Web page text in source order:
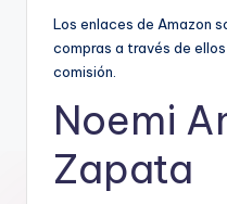
Los enlaces de Amazon
compras a través de
comisión.
Noemi
Zapata